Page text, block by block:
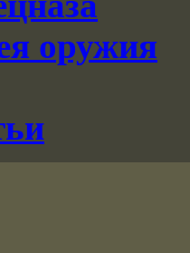
оружия